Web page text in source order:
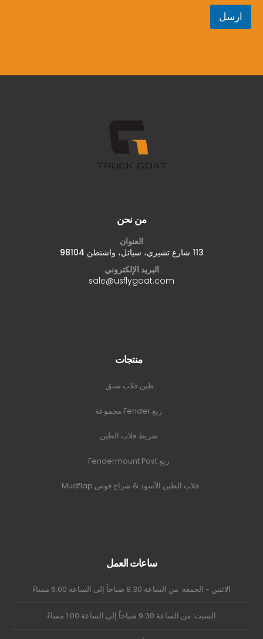
ارسل
من نحن
العنوان
113 شارع تشيري، سياتل، واشنطن 98104
البريد الإلكتروني
sale@usflygoat.com
منتجات
طين فلاب شنق
ربع Fender مجموعة
شريط فلاب الطين
ربع Fendermount Post
فلاب الطين الأسود & شراح قوس Mudflap
ساعات العمل
الاثنين - الجمعة: من الساعة 8:30 صباحاً إلى الساعة 6:00 مساءً
السبت: من الساعة 9:30 صباحاً إلى الساعة 1:00 مساءً